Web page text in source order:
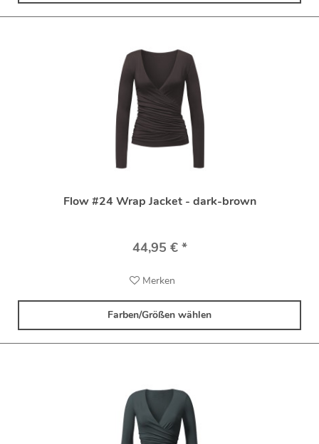
Flow #24 Wrap Jacket - dark-brown
44,95 € *
Merken
Farben/Größen wählen